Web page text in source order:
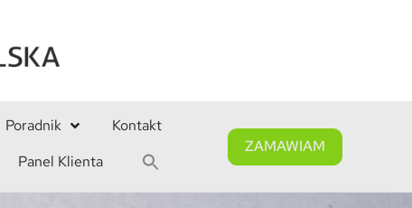
Poradnik
Kontakt
Panel Klienta
ZAMAWIAM